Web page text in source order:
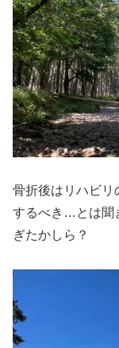
骨折後はリハビリ
するべき…とは聞
ぎたかしら？